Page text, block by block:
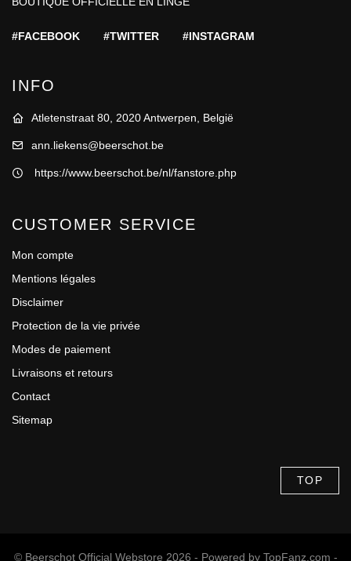
#FACEBOOK #TWITTER #INSTAGRAM
INFO
Atletenstraat 80, 2020 Antwerpen, België
ann.liekens@beerschot.be
https://www.beerschot.be/nl/fanstore.php
CUSTOMER SERVICE
Mon compte
Mentions légales
Disclaimer
Protection de la vie privée
Modes de paiement
Livraisons et retours
Contact
Sitemap
TOP
© Beerschot Official Webstore 2026 - Powered by TopFanz.com -